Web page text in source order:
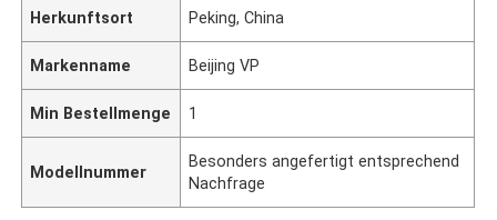
Herkunftsort Peking, China
Markenname Beijing VP
Min Bestellmenge 1
Modellnummer
Besonders angefertigt entsprechend
Nachfrage